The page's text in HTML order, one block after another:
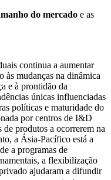
do mercado e as
continua a aumentar
às mudanças na dinâmica
e à prontidão da
únicas influenciadas
políticas e maturidade do
por centros de I&D
de produtos a ocorrerem na
a Ásia-Pacífico está a
a programas de
a flexibilização
ajudaram a difundir